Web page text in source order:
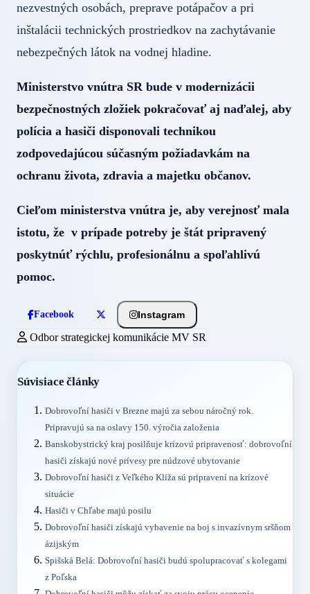
nezvestných osobách, preprave potápačov a pri
inštalácii technických prostriedkov na zachytávanie
nebezpečných látok na vodnej hladine.
Ministerstvo vnútra SR bude v modernizácii
bezpečnostných zložiek pokračovať aj naďalej, aby
polícia a hasiči disponovali technikou
zodpovedajúcou súčasným požiadavkám na
ochranu života, zdravia a majetku občanov.
Cieľom ministerstva vnútra je, aby verejnosť mala
istotu, že v prípade potreby je štát pripravený
poskytnúť rýchlu, profesionálnu a spoľahlivú
pomoc.
Facebook Instagram
Odbor strategickej komunikácie MV SR
Súvisiace články
Dobrovoľní hasiči v Brezne majú za sebou náročný rok.
Pripravujú sa na oslavy 150. výročia založenia
Banskobystrický kraj posilňuje krízovú pripravenosť: dobrovoľní
hasiči získajú nové prívesy pre núdzové ubytovanie
Dobrovoľní hasiči z Veľkého Klíža sú pripravení na krízové
situácie
Hasiči v Chľabe majú posilu
Dobrovoľní hasiči získajú vybavenie na boj s invazívnym sršňom
ázijským
Spišská Belá: Dobrovoľní hasiči budú spolupracovať s kolegami
z Poľska